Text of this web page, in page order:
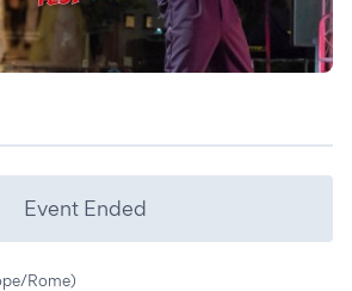
Event Ended
Rome)